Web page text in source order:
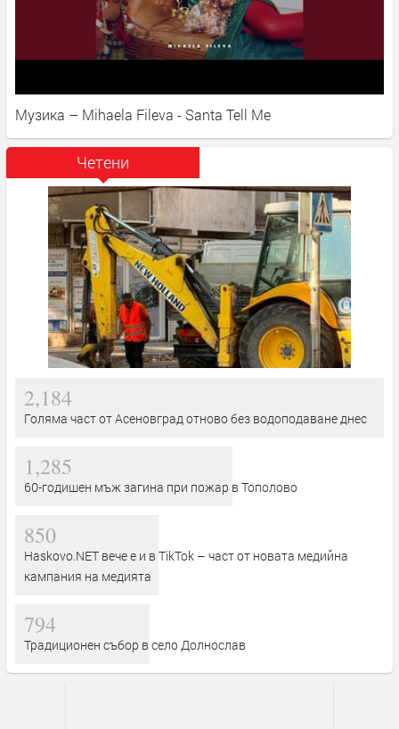
Музика – Mihaela Fileva - Santa Tell Me
Четени
2,184
Голяма част от Асеновград отново без водоподаване днес
1,285
60-годишен мъж загина при пожар в Тополово
850
Haskovo.NET вече е и в TikTok – част от новата медийна
кампания на медията
794
Традиционен събор в село Долнослав